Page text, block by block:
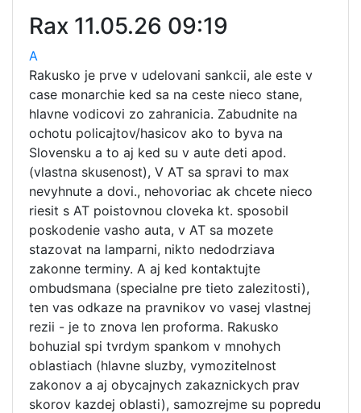
Rax 11.05.26 09:19
A
Rakusko je prve v udelovani sankcii, ale este v
case monarchie ked sa na ceste nieco stane,
hlavne vodicovi zo zahranicia. Zabudnite na
ochotu policajtov/hasicov ako to byva na
Slovensku a to aj ked su v aute deti apod.
(vlastna skusenost), V AT sa spravi to max
nevyhnute a dovi., nehovoriac ak chcete nieco
riesit s AT poistovnou cloveka kt. sposobil
poskodenie vasho auta, v AT sa mozete
stazovat na lamparni, nikto nedodrziava
zakonne terminy. A aj ked kontaktujte
ombudsmana (specialne pre tieto zalezitosti),
ten vas odkaze na pravnikov vo vasej vlastnej
rezii - je to znova len proforma. Rakusko
bohuzial spi tvrdym spankom v mnohych
oblastiach (hlavne sluzby, vymozitelnost
zakonov a aj obycajnych zakaznickych prav
skorov kazdej oblasti), samozrejme su popredu